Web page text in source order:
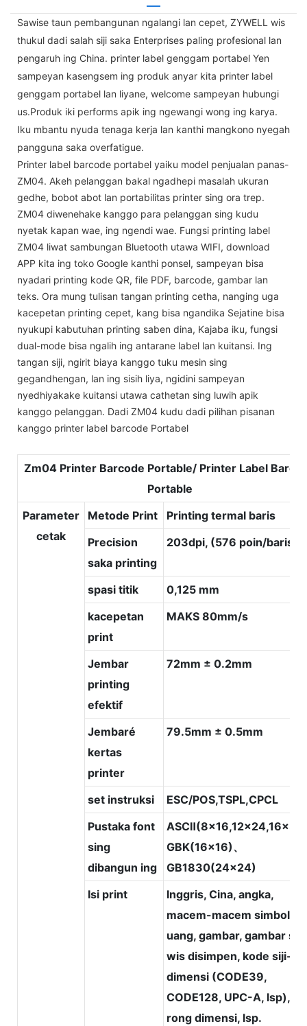
Sawise taun pembangunan ngalangi lan cepet, ZYWELL wis
thukul dadi salah siji saka Enterprises paling profesional lan
pengaruh ing China. printer label genggam portabel Yen
sampeyan kasengsem ing produk anyar kita printer label
genggam portabel lan liyane, welcome sampeyan hubungi
us.Produk iki performs apik ing ngewangi wong ing karya.
Iku mbantu nyuda tenaga kerja lan kanthi mangkono nyegah
pangguna saka overfatigue.
Printer label barcode portabel yaiku model penjualan panas-
ZM04. Akeh pelanggan bakal ngadhepi masalah ukuran
gedhe, bobot abot lan portabilitas printer sing ora trep.
ZM04 diwenehake kanggo para pelanggan sing kudu
nyetak kapan wae, ing ngendi wae. Fungsi printing label
ZM04 liwat sambungan Bluetooth utawa WIFI, download
APP kita ing toko Google kanthi ponsel, sampeyan bisa
nyadari printing kode QR, file PDF, barcode, gambar lan
teks. Ora mung tulisan tangan printing cetha, nanging uga
kacepetan printing cepet, kang bisa ngandika Sejatine bisa
nyukupi kabutuhan printing saben dina, Kajaba iku, fungsi
dual-mode bisa ngalih ing antarane label lan kuitansi. Ing
tangan siji, ngirit biaya kanggo tuku mesin sing
gegandhengan, lan ing sisih liya, ngidini sampeyan
nyedhiyakake kuitansi utawa cathetan sing luwih apik
kanggo pelanggan. Dadi ZM04 kudu dadi pilihan pisanan
kanggo printer label barcode Portabel
Zm04 Printer Barcode Portable/ Printer Label
Portable
Parameter
cetak
Metode Print
Printing termal baris
Precision
saka printing
203dpi, (576 poin/baris)
spasi titik
0,125 mm
kacepetan
print
MAKS 80mm/s
Jembar
printing
efektif
72mm ± 0.2mm
Jembaré
kertas
printer
79.5mm ± 0.5mm
set instruksi
ESC/POS,TSPL,CPCL
Pustaka font
sing
dibangun ing
GBK(16x16)、
GB1830(24x24)
Isi print
Inggris, Cina, angka,
macem-macem simbol
uang, gambar, gambar
wis disimpen, kode siji-
dimensi (CODE39,
CODE128, UPC-A, lsp),
rong dimensi, lsp.